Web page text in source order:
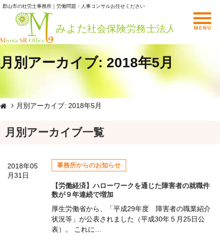
郡山市の社労士事務所｜労働問題・人事コンサルお任せください
月別アーカイブ: 2018年5月
月別アーカイブ: 2018年5月
月別アーカイブ一覧
2018年05
月31日
事務所からのお知らせ
【労働経済】ハローワークを通じた障害者の就職件
数が９年連続で増加
厚生労働省から、「平成29年度 障害者の職業紹介
状況等」が公表されました（平成30年５月25日公
表）。 これに…